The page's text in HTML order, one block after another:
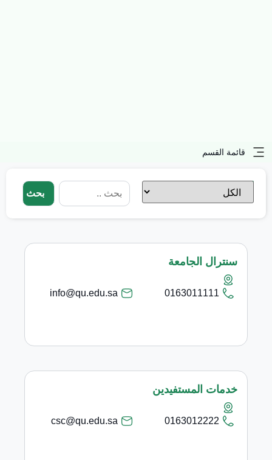
قائمة القسم
الجهة
بحث
سنترال الجامعة
0163011111
info@qu.edu.sa
خدمات المستفيدين
0163012222
csc@qu.edu.sa